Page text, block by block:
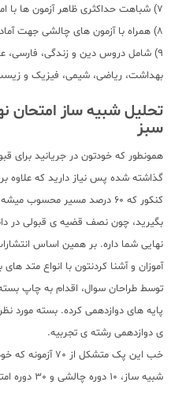
7) شباهت حداکثری ظاهر آزمون ها با امتحانات نهایی
8) همراه با آزمون های چالشی جهت آمادگی برای امتحانات دشوارتر
9) شامل دروس دین و زندگی، فارسی،
بهداشت، ریاضی، شیمی، فیزیک و
تحلیل شبیه ساز امتحان
سبز
همونطور که خودتون در جریانید برای
گذاشته شده پس نیاز دارید که علاوه
کنکور که 60 درصد مسیر
بگیرید، چون نصف قضیه ی قبولی در
نهایی شما داره. بر همین اساس
آموزان و آشنا کردنتون با انواع متد
توسط طراحان سوال، اقدام به چاپ
پایه های دوازدهمی کرده. بسته مورد
ی دوازدهمی رشته ی تجربیه.